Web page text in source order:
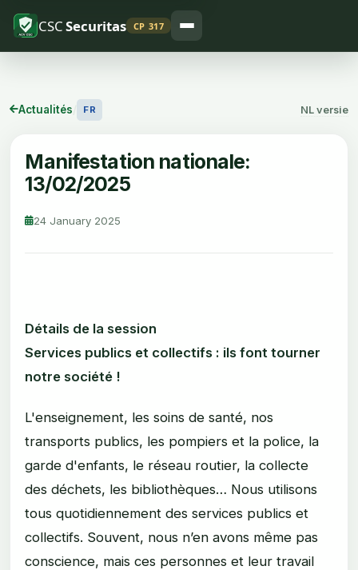
CSCSecuritas CP 317
Actualités FR NL versie
Manifestation nationale:
13/02/2025
24 January 2025
Détails de la session
Services publics et collectifs : ils font tourner
notre société !
L'enseignement, les soins de santé, nos
transports publics, les pompiers et la police, la
garde d'enfants, le réseau routier, la collecte
des déchets, les bibliothèques… Nous utilisons
tous quotidiennement des services publics et
collectifs. Souvent, nous n’en avons même pas
conscience, mais ces personnes et leur travail